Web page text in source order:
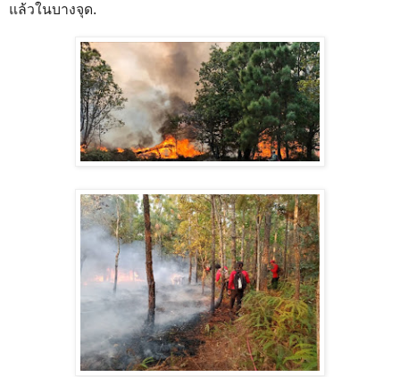
แล้วในบางจุด.